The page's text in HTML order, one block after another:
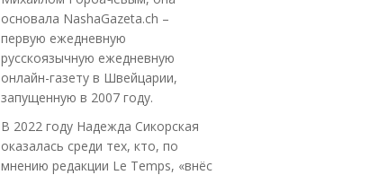
основала NashaGazeta.ch –
первую ежедневную
русскоязычную ежедневную
онлайн-газету в Швейцарии,
запущенную в 2007 году.
В 2022 году Надежда Сикорская
оказалась среди тех, кто, по
мнению редакции Le Temps, «внёс